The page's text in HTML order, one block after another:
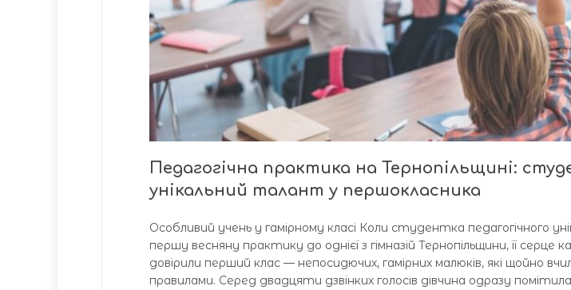
Педагогічна практика на Тернопільщині:
унікальний талант у першокласника
Особливий учень у гамірному класі Коли студентка педагогічного
першу весняну практику до однієї з гімназій Тернопільщини, її серце
довірили перший клас — непосидючих, гамірних малюків, які щойно
правилами. Серед двадцяти дзвінких голосів дівчина одразу